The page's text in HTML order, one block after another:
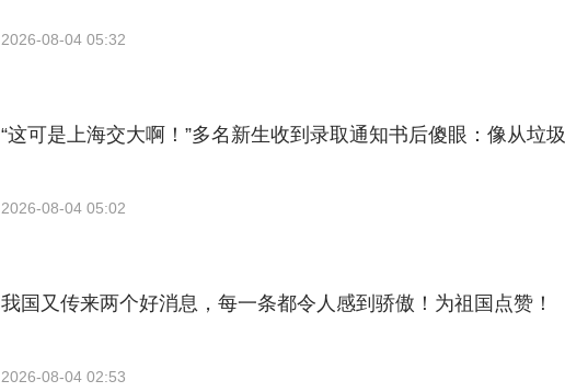
2026-08-04 05:32
“这可是上海交大啊！”多名新生收到录取通知书后傻眼：像从垃圾
2026-08-04 05:02
我国又传来两个好消息，每一条都令人感到骄傲！为祖国点赞！
2026-08-04 02:53